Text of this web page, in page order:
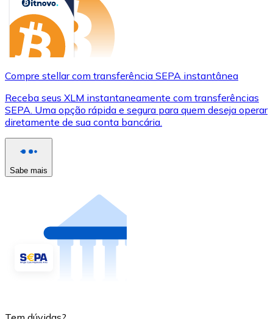
Compre stellar com transferência SEPA instantânea
Receba seus XLM instantaneamente com transferências
SEPA. Uma opção rápida e segura para quem deseja operar
diretamente de sua conta bancária.
Sabe mais